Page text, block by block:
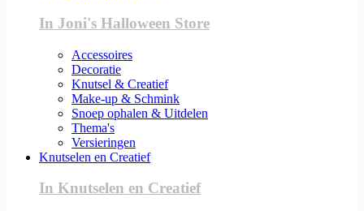
In Joni's Halloween Store
Accessoires
Decoratie
Knutsel & Creatief
Make-up & Schmink
Snoep ophalen & Uitdelen
Thema's
Versieringen
Knutselen en Creatief
In Knutselen en Creatief